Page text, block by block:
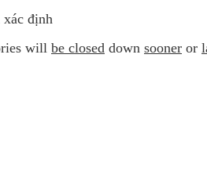
xác định
will be closed down sooner or